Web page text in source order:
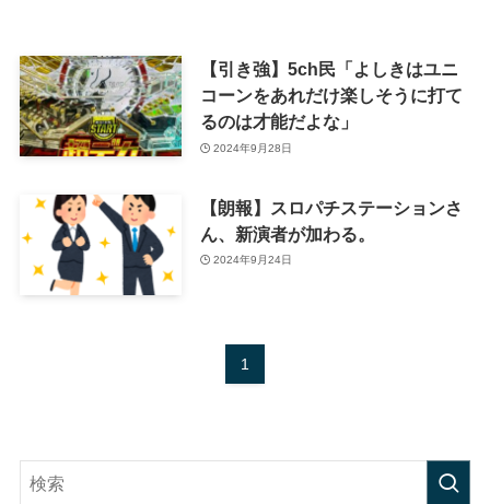
【引き強】5ch民「よしきはユニ
コーンをあれだけ楽しそうに打て
るのは才能だよな」
2024年9月28日
【朗報】スロパチステーションさ
ん、新演者が加わる。
2024年9月24日
1